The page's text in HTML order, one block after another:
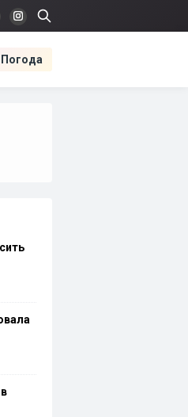
Погода